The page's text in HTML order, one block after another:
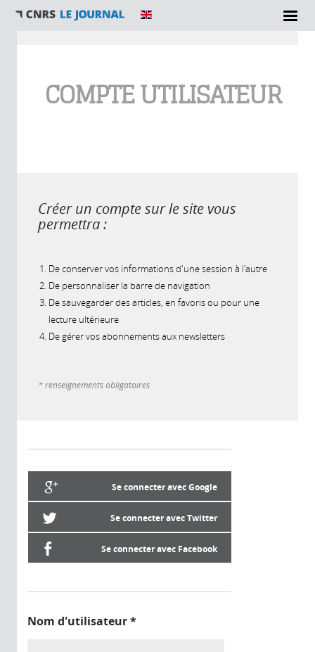
COMPTE UTILISATEUR
Créer un compte sur le site vous
permettra :
De conserver vos informations d'une session à l'autre
De personnaliser la barre de navigation
De sauvegarder des articles, en favoris ou pour une
lecture ultérieure
De gérer vos abonnements aux newsletters
* renseignements obligatoires
Se connecter avec Google
Se connecter avec Twitter
Se connecter avec Facebook
Nom d'utilisateur*